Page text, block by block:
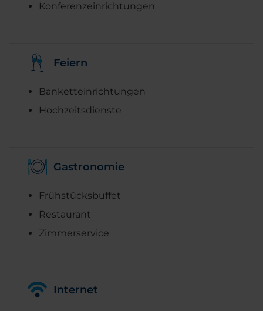
Konferenzeinrichtungen
Feiern
Banketteinrichtungen
Hochzeitsdienste
Gastronomie
Frühstücksbuffet
Restaurant
Zimmerservice
Internet